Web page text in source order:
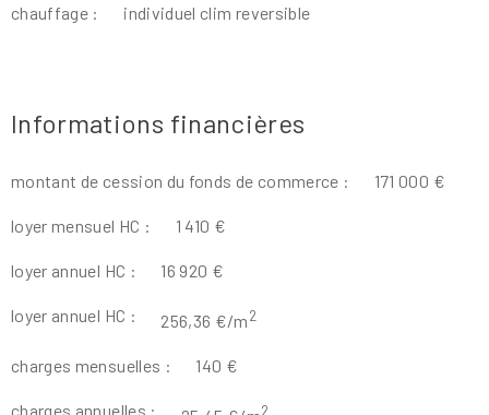
chauffage : individuel clim reversible
Informations financières
montant de cession du fonds de commerce : 171 000 €
loyer mensuel HC : 1 410 €
loyer annuel HC : 16 920 €
loyer annuel HC : 256,36 €/m2
charges mensuelles : 140 €
charges annuelles : 2